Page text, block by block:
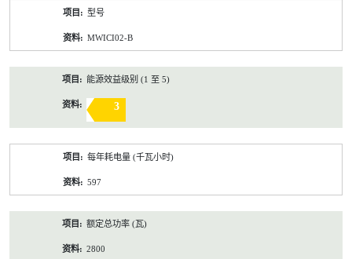
型号
MWICI02-B
能源效益级别 (1 至 5)
3
每年耗电量 (千瓦小时)
597
额定总功率 (瓦)
2800